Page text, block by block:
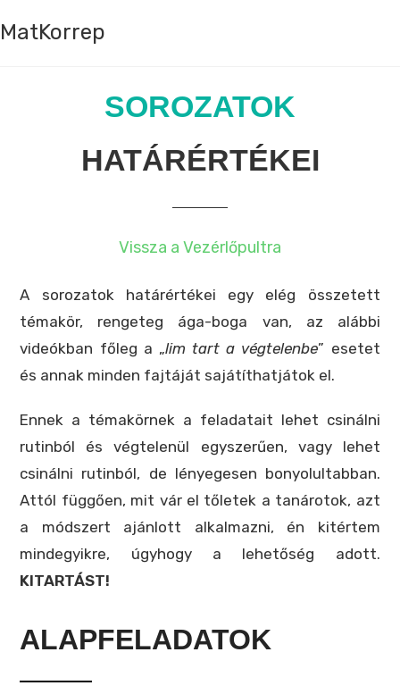
MatKorrep
SOROZATOK
HATÁRÉRTÉKEI
Vissza a Vezérlőpultra
A sorozatok határértékei egy elég összetett
témakör, rengeteg ága-boga van, az alábbi
videókban főleg a „lim tart a végtelenbe” esetet
és annak minden fajtáját sajátíthatjátok el.
Ennek a témakörnek a feladatait lehet csinálni
rutinból és végtelenül egyszerűen, vagy lehet
csinálni rutinból, de lényegesen bonyolultabban.
Attól függően, mit vár el tőletek a tanárotok, azt
a módszert ajánlott alkalmazni, én kitértem
mindegyikre, úgyhogy a lehetőség adott.
KITARTÁST!
ALAPFELADATOK